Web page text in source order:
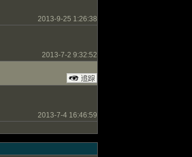
2013-9-25 1:26:38
2013-7-2 9:32:52
2013-7-4 16:46:59